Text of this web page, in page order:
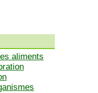
aliments